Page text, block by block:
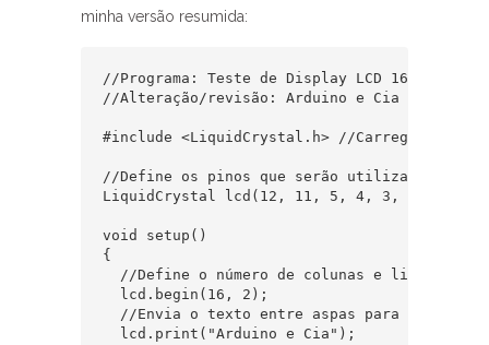
minha versão resumida:
//Programa: Teste de Display LCD 16 x 2
//Alteração/revisão: Arduino e Cia
#include <LiquidCrystal.h> //Carrega a
//Define os pinos que serão utilizados para
LiquidCrystal lcd(12, 11, 5, 4, 3, 2);
void setup()
{
//Define o número de colunas e linhas do
  lcd.begin(16, 2);
  //Envia o texto entre aspas para o LCD :
  lcd.print("Arduino e Cia");